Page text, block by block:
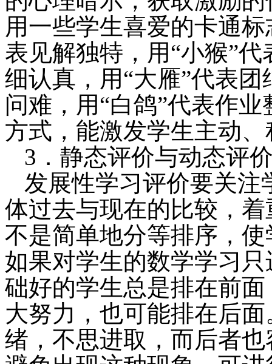
用一些学生喜爱的卡通
表见解独特，用“小猴”
细认真，用“大雁”代表
问难，用“白鸽”代表作
方式，能激发学生主动
3．静态评价与动态评
发展性学习评价要关注
体过去与现在的比较，
不是简单地分等排序，
如果对学生的数学学习
础好的学生总是排在前
大努力，也可能排在后
绪，不思进取，而后者